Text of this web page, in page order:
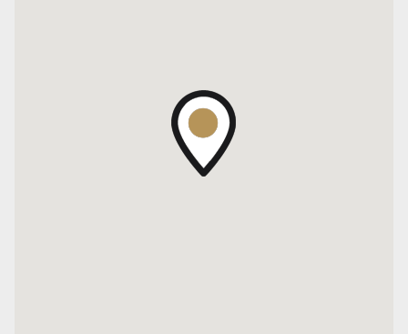
propietario y pueden no estar actualizados a la hora
de la visualización de este aviso por lo cual pueden
arrojar inexactitudes y discordancias con las que
surgen de los las facturas, títulos y planos legales del
inmueble. El interesado deberá realizar las